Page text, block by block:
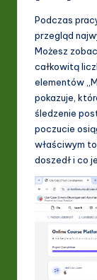
Podczas
przegląd
Możesz
całkowitą
elementów
pokazuje,
śledzenie
poczucie
właściwym
doszedł i co